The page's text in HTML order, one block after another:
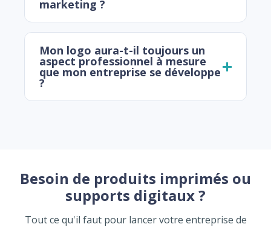
marketing ?
Mon logo aura-t-il toujours un
aspect professionnel à mesure
que mon entreprise se développe
?
Besoin de produits imprimés ou
supports digitaux ?
Tout ce qu'il faut pour lancer votre entreprise de